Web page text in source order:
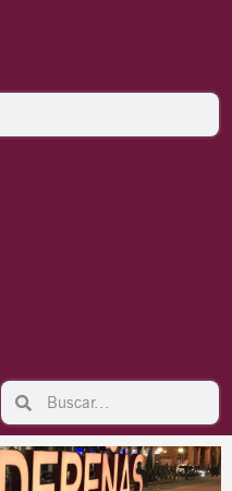
Search Search